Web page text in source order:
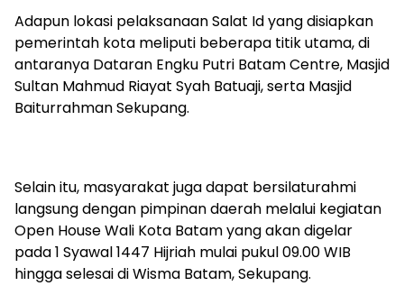
Adapun lokasi pelaksanaan Salat Id yang disiapkan
pemerintah kota meliputi beberapa titik utama, di
antaranya Dataran Engku Putri Batam Centre, Masjid
Sultan Mahmud Riayat Syah Batuaji, serta Masjid
Baiturrahman Sekupang.
Selain itu, masyarakat juga dapat bersilaturahmi
langsung dengan pimpinan daerah melalui kegiatan
Open House Wali Kota Batam yang akan digelar
pada 1 Syawal 1447 Hijriah mulai pukul 09.00 WIB
hingga selesai di Wisma Batam, Sekupang.